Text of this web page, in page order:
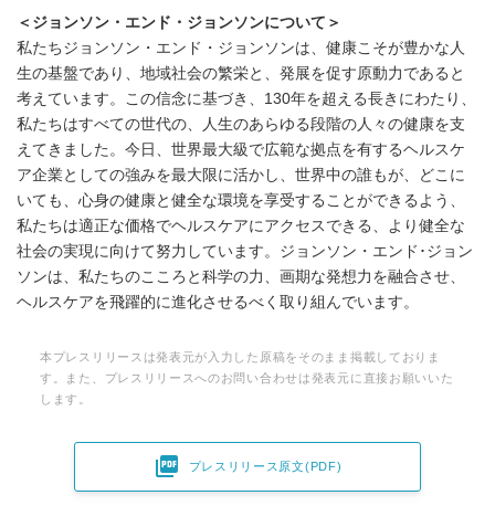
＜ジョンソン・エンド・ジョンソンについて＞
私たちジョンソン・エンド・ジョンソンは、健康こそが豊かな人
生の基盤であり、地域社会の繁栄と、発展を促す原動力であると
考えています。この信念に基づき、130年を超える長きにわたり、
私たちはすべての世代の、人生のあらゆる段階の人々の健康を支
えてきました。今日、世界最大級で広範な拠点を有するヘルスケ
ア企業としての強みを最大限に活かし、世界中の誰もが、どこに
いても、心身の健康と健全な環境を享受することができるよう、
私たちは適正な価格でヘルスケアにアクセスできる、より健全な
社会の実現に向けて努力しています。ジョンソン・エンド･ジョン
ソンは、私たちのこころと科学の力、画期な発想力を融合させ、
ヘルスケアを飛躍的に進化させるべく取り組んでいます。
本プレスリリースは発表元が入力した原稿をそのまま掲載しておりま
す。また、プレスリリースへのお問い合わせは発表元に直接お願いいた
します。
 プレスリリース原文(PDF)